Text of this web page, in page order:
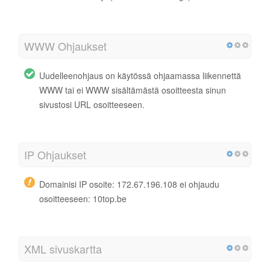
WWW Ohjaukset
Uudelleenohjaus on käytössä ohjaamassa liikennettä
WWW tai ei WWW sisältämästä osoitteesta sinun
sivustosi URL osoitteeseen.
IP Ohjaukset
Domainisi IP osoite: 172.67.196.108 ei ohjaudu
osoitteeseen: 10top.be
XML sivuskartta